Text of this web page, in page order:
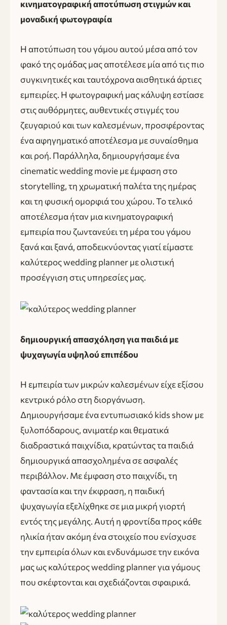
κινηματογραφική αποτύπωση στιγμών και
μοναδική φωτογραφία
Η αποτύπωση του γάμου αυτού μέσα από τον
φακό της ομάδας μας αποτέλεσε μία από τις πιο
συγκινητικές και ταυτόχρονα αισθητικά άρτιες
εμπειρίες. Η φωτογραφική μας κάλυψη εστίασε
στις αυθόρμητες, αυθεντικές στιγμές του
ζευγαριού και των καλεσμένων, προσφέροντας
ένα αφηγηματικό αποτέλεσμα με συναίσθημα
και ροή. Παράλληλα, δημιουργήσαμε ένα
cinematic wedding movie με έμφαση στο
storytelling, τη χρωματική παλέτα της ημέρας
και τη φυσική ομορφιά του χώρου. Το τελικό
αποτέλεσμα ήταν μια κινηματογραφική
εμπειρία που ζωντανεύει τη μέρα του γάμου
ξανά και ξανά, αποδεικνύοντας γιατί είμαστε
καλύτερος wedding planner με ολιστική
προσέγγιση στις υπηρεσίες μας.
δημιουργική απασχόληση για παιδιά με
ψυχαγωγία υψηλού επιπέδου
Η εμπειρία των μικρών καλεσμένων είχε εξίσου
κεντρικό ρόλο στη διοργάνωση.
Δημιουργήσαμε ένα εντυπωσιακό kids show με
ξυλοπόδαρους, ανιματέρ και θεματικά
διαδραστικά παιχνίδια, κρατώντας τα παιδιά
δημιουργικά απασχολημένα σε ασφαλές
περιβάλλον. Με έμφαση στο παιχνίδι, τη
φαντασία και την έκφραση, η παιδική
ψυχαγωγία εξελίχθηκε σε μια μικρή γιορτή
εντός της μεγάλης. Αυτή η φροντίδα προς κάθε
ηλικία ήταν ακόμη ένα στοιχείο που ενίσχυσε
την εμπειρία όλων και ενδυνάμωσε την εικόνα
μας ως καλύτερος wedding planner για γάμους
που σκέφτονται και σχεδιάζονται σφαιρικά.